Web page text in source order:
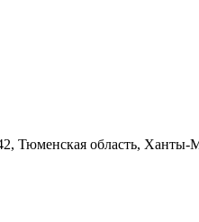
Тюменская область,